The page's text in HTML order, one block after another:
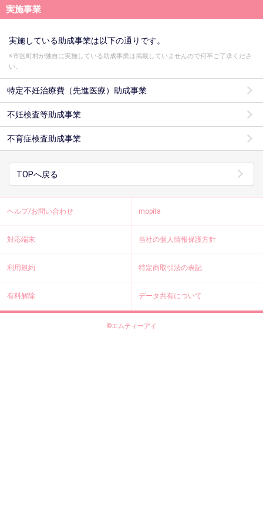
実施事業
実施している助成事業は以下の通りです。
※市区町村が独自に実施している助成事業は掲載していませんので何卒ご了承くださ
い。
特定不妊治療費（先進医療）助成事業
不妊検査等助成事業
不育症検査助成事業
TOPへ戻る
ヘルプ/お問い合わせ mopita
対応端末 当社の個人情報保護方針
利用規約 特定商取引法の表記
有料解除 データ共有について
©エムティーアイ